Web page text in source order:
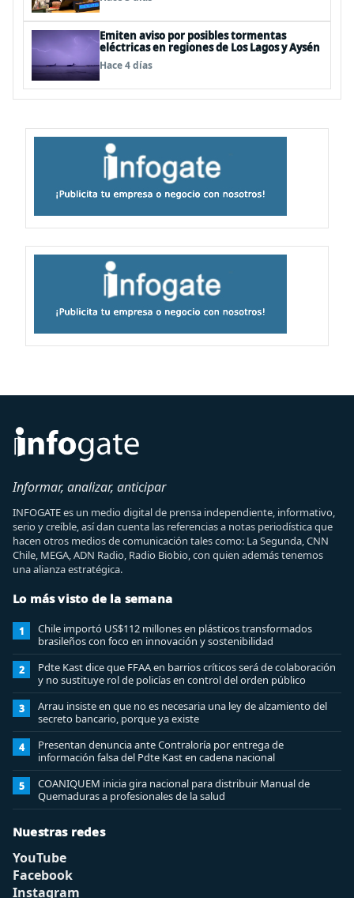
Emiten aviso por posibles tormentas
eléctricas en regiones de Los Lagos y Aysén
Hace 4 días
Informar, analizar, anticipar
INFOGATE es un medio digital de prensa independiente, informativo,
serio y creíble, así dan cuenta las referencias a notas periodística que
hacen otros medios de comunicación tales como: La Segunda, CNN
Chile, MEGA, ADN Radio, Radio Biobio, con quien además tenemos
una alianza estratégica.
Lo más visto de la semana
1
Chile importó US$112 millones en plásticos transformados
brasileños con foco en innovación y sostenibilidad
2
Pdte Kast dice que FFAA en barrios críticos será de colaboración
y no sustituye rol de policías en control del orden público
3
Arrau insiste en que no es necesaria una ley de alzamiento del
secreto bancario, porque ya existe
4
Presentan denuncia ante Contraloría por entrega de
información falsa del Pdte Kast en cadena nacional
5
COANIQUEM inicia gira nacional para distribuir Manual de
Quemaduras a profesionales de la salud
Nuestras redes
YouTube
Facebook
Instagram